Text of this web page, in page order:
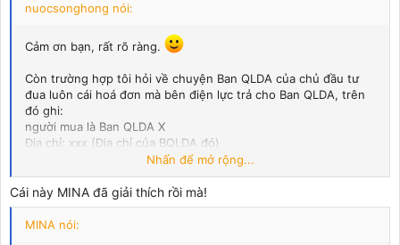
nuocsonghong nói:
Cảm ơn bạn, rất rõ ràng.
Còn trường hợp tôi hỏi về chuyện Ban QLDA của chủ đầu tư
đua luôn cái hoá đơn mà bên điện lực trả cho Ban QLDA, trên
đó ghi:
người mua là Ban QLDA X
Địa chỉ: xxx (Địa chỉ của BQLDA đó)
Thì thế nảo, tôi có sử dụng hoá đơn đó đểhạch toán chi phí và
khấu trừ VATđược không (Bên tôi cũng làm hợp đồng đàng
hoàng với BQLDA)
Nhấn để mở rộng...
Cái này MINA đã giải thích rồi mà!
MINA nói: